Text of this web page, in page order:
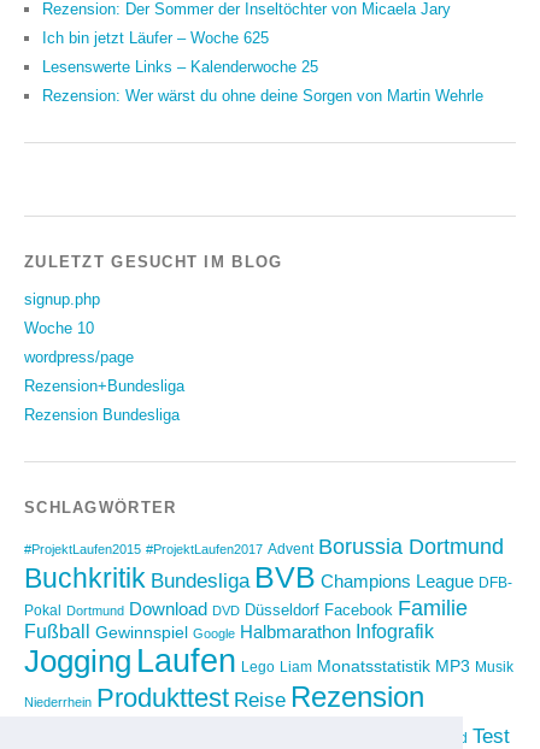
Rezension: Der Sommer der Inseltöchter von Micaela Jary
Ich bin jetzt Läufer – Woche 625
Lesenswerte Links – Kalenderwoche 25
Rezension: Wer wärst du ohne deine Sorgen von Martin Wehrle
ZULETZT GESUCHT IM BLOG
signup.php
Woche 10
wordpress/page
Rezension+Bundesliga
Rezension Bundesliga
SCHLAGWÖRTER
#ProjektLaufen2015 #ProjektLaufen2017 Advent Borussia Dortmund
Buchkritik Bundesliga BVB Champions League DFB-
Pokal Dortmund Download DVD Düsseldorf Facebook Familie
Fußball Gewinnspiel Google Halbmarathon Infografik
Jogging Laufen Lego Liam Monatsstatistik MP3 Musik
Niederrhein Produkttest Reise Rezension
sponsored Test